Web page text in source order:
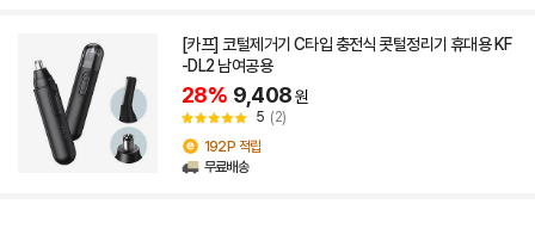
[카프] 코털제거기 C타입 충전식 콧털정리기 휴대용 KF
-DL2 남여공용
28% 9,408원
5 (2)
192P 적립
무료배송